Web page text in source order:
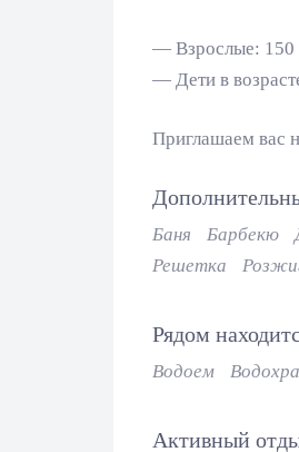
— Взрослые: 150
— Дети в
Приглашаем вас
Баня Барбекю
Решетка
Рядом
Водоем
Активный